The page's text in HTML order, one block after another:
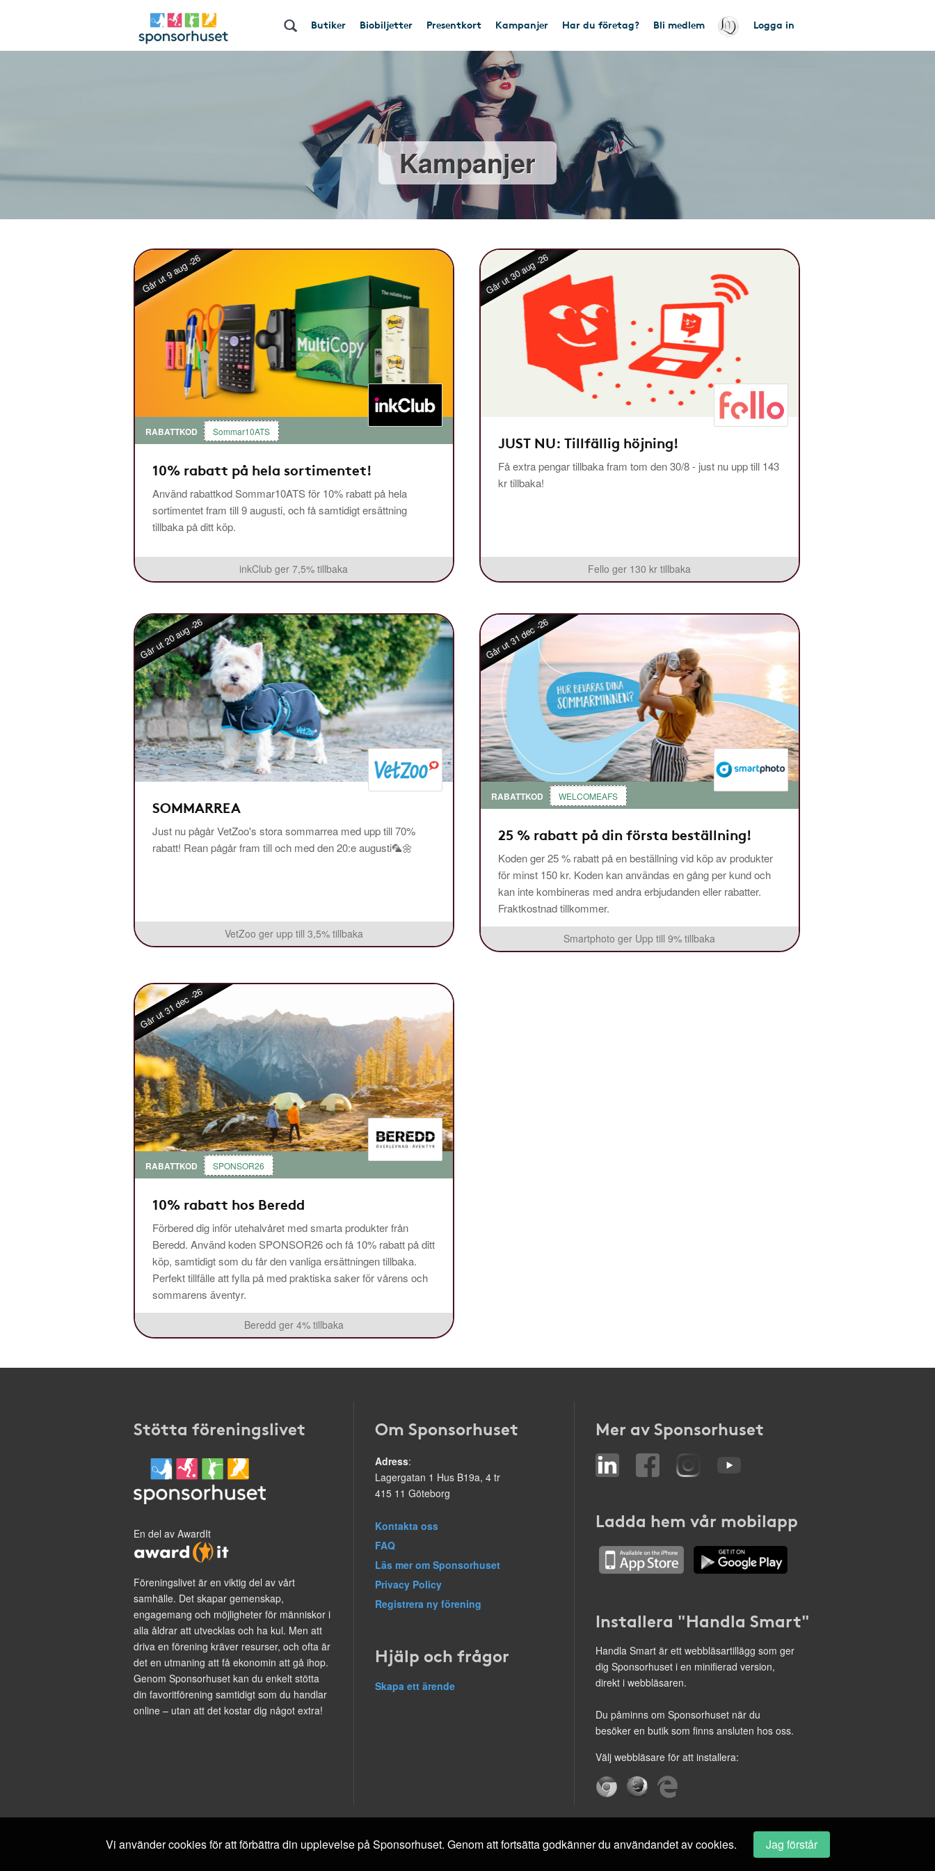
Butiker Biobiljetter Presentkort Kampanjer Har du företag? Bli medlem Logga in
Kampanjer
Går ut 9 aug -26
RABATTKOD Sommar10ATS
10% rabatt på hela sortimentet!
Använd rabattkod Sommar10ATS för 10% rabatt på hela
sortimentet fram till 9 augusti, och få samtidigt ersättning
tillbaka på ditt köp.
inkClub ger 7,5% tillbaka
Går ut 30 aug -26
JUST NU: Tillfällig höjning!
Få extra pengar tillbaka fram tom den 30/8 - just nu upp till 143
kr tillbaka!
Fello ger 130 kr tillbaka
Går ut 20 aug -26
SOMMARREA
Just nu pågår VetZoo's stora sommarrea med upp till 70%
rabatt! Rean pågår fram till och med den 20:e augusti🦜🌼
VetZoo ger upp till 3,5% tillbaka
Går ut 31 dec -26
RABATTKOD WELCOMEAFS
25 % rabatt på din första beställning!
Koden ger 25 % rabatt på en beställning vid köp av produkter
för minst 150 kr. Koden kan användas en gång per kund och
kan inte kombineras med andra erbjudanden eller rabatter.
Fraktkostnad tillkommer.
Smartphoto ger Upp till 9% tillbaka
Går ut 31 dec -26
RABATTKOD SPONSOR26
10% rabatt hos Beredd
Förbered dig inför utehalvåret med smarta produkter från
Beredd. Använd koden SPONSOR26 och få 10% rabatt på ditt
köp, samtidigt som du får den vanliga ersättningen tillbaka.
Perfekt tillfälle att fylla på med praktiska saker för vårens och
sommarens äventyr.
Beredd ger 4% tillbaka
Stötta föreningslivet
En del av AwardIt
Föreningslivet är en viktig del av vårt
samhälle. Det skapar gemenskap,
engagemang och möjligheter för människor i
alla åldrar att utvecklas och ha kul. Men att
driva en förening kräver resurser, och ofta är
det en utmaning att få ekonomin att gå ihop.
Genom Sponsorhuset kan du enkelt stötta
din favoritförening samtidigt som du handlar
online – utan att det kostar dig något extra!
Om Sponsorhuset
Adress:
Lagergatan 1 Hus B19a, 4 tr
415 11 Göteborg
Kontakta oss
FAQ
Läs mer om Sponsorhuset
Privacy Policy
Registrera ny förening
Hjälp och frågor
Skapa ett ärende
Mer av Sponsorhuset
Ladda hem vår mobilapp
Installera "Handla Smart"
Handla Smart är ett webbläsartillägg som ger
dig Sponsorhuset i en minifierad version,
direkt i webbläsaren.
Du påminns om Sponsorhuset när du
besöker en butik som finns ansluten hos oss.
Välj webbläsare för att installera:
Vi använder cookies för att förbättra din upplevelse på Sponsorhuset. Genom att fortsätta godkänner du användandet av cookies. Jag förstår